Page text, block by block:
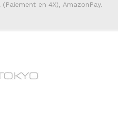
en 4X), AmazonPay.